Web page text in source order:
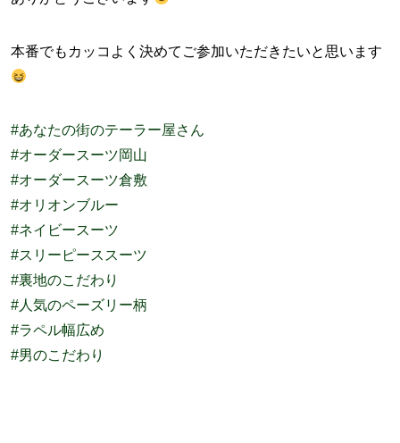
本番でもカッコよく決めてご参加いただきたいと思います
#あなたの街のテーラー屋さん
#オーダースーツ岡山
#オーダースーツ倉敷
#オリオンブルー
#ネイビースーツ
#スリーピーススーツ
#裏地のこだわり
#人気のペーズリー柄
#ラペル幅広め
#男のこだわり